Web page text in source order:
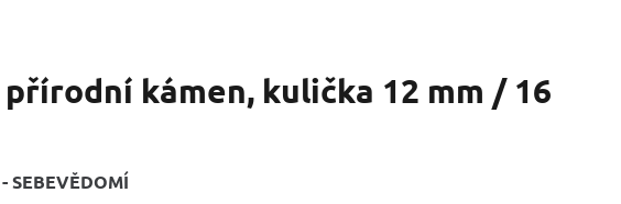
kámen, kulička 12 mm / 16
SEBEVĚDOMÍ